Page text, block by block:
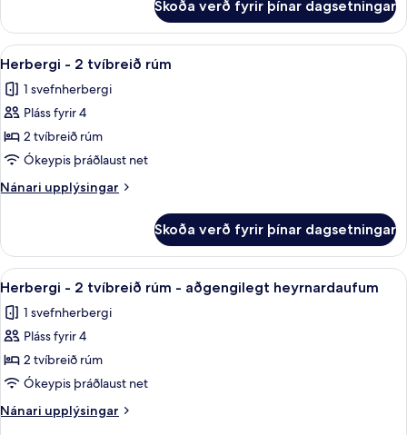
-
sturta
með
hjólastólsaðgengi
-
meðalstórt
tvíbreitt
rúm
með
hjólastólsaðgengi
Skoða verð fyrir þínar dagsetningar
Skoða
allar
myndir
fyrir
Herbergi
-
2
tvíbreið
Rúmföt úr egypskri bómull, rúmföt
5
Herbergi - 2 tvíbreið rúm
1 svefnherbergi
Pláss fyrir 4
2 tvíbreið rúm
Ókeypis þráðlaust net
Nánari upplýsingar
Nánari
-
tvíbreið
Skoða verð fyrir þínar dagsetningar
Skoða
allar
myndir
fyrir
Herbergi
-
2
tvíbreið
Rúmföt úr egypskri bómull, rúmföt
5
Herbergi - 2 tvíbreið rúm - aðgengilegt heyrnardaufum
1 svefnherbergi
Pláss fyrir 4
2 tvíbreið rúm
Ókeypis þráðlaust net
Nánari upplýsingar
Nánari